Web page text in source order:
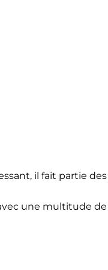
il fait partie
une multitude